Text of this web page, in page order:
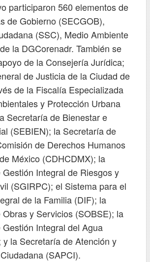
participaron 560 elementos de
de Gobierno (SECGOB),
(SSC), Medio Ambiente
la DGCorenadr. También se
de la Consejería Jurídica;
de Justicia de la Ciudad de
de la Fiscalía Especializada
y Protección Urbana
Secretaría de Bienestar e
(SEBIEN); la Secretaría de
de Derechos Humanos
México (CDHCDMX); la
Integral de Riesgos y
(SGIRPC); el Sistema para el
de la Familia (DIF); la
y Servicios (SOBSE); la
Integral del Agua
y la Secretaría de Atención y
(SAPCI).